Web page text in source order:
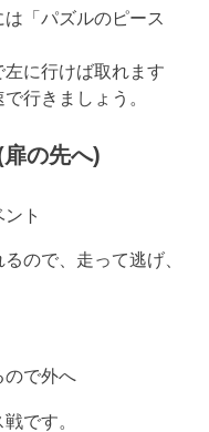
「パズルのピース
に行けば取れます
行きましょう。
の先へ)
ト
ので、走って逃げ、
ので外へ
です。